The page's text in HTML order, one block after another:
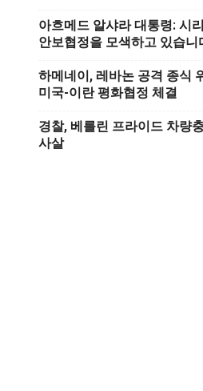
아흐메드 알샤라 대통령: 시
안보협정을 모색하고 있습니
하메네이, 레바논 공격 종식
미국-이란 평화협정 체결
경찰, 베를린 프라이드 차량
사살